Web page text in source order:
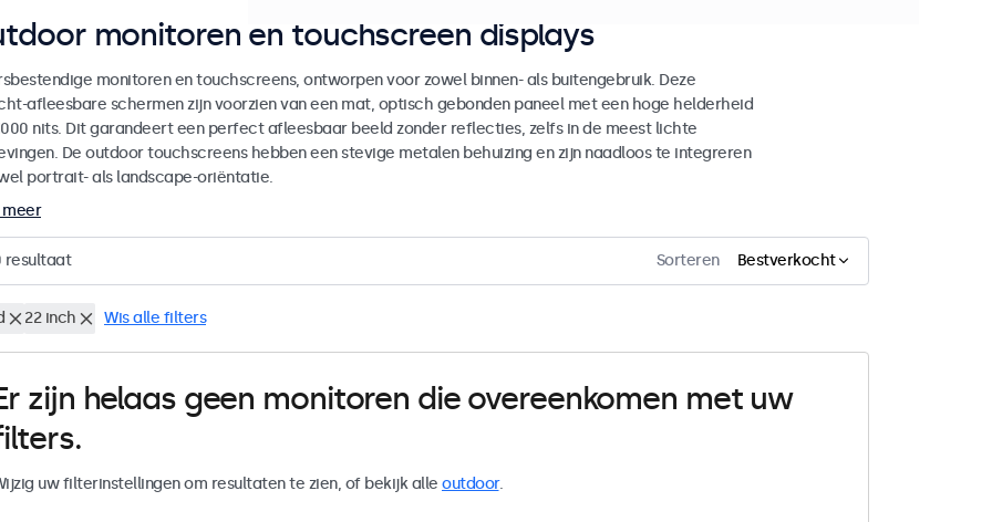
monitoren en touchscreen displays
monitoren en touchscreens, ontworpen voor zowel binnen- als buitengebruik. Deze
afleesbare schermen zijn voorzien van een mat, optisch gebonden paneel met een hoge helderheid
nits. Dit garandeert een perfect afleesbaar beeld zonder reflecties, zelfs in de meest lichte
De outdoor touchscreens hebben een stevige metalen behuizing en zijn naadloos te integreren
portrait- als landscape-oriëntatie.
meer
resultaat Sorteren Bestverkocht
22 inch Wis alle filters
zijn helaas geen monitoren die overeenkomen met uw
uw filterinstellingen om resultaten te zien, of bekijk alle outdoor.